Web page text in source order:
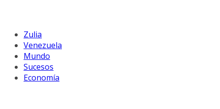
Zulia
Venezuela
Mundo
Sucesos
Economía